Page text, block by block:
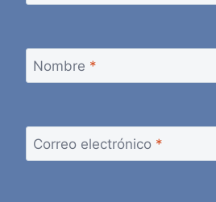
Nombre *
Correo electrónico *